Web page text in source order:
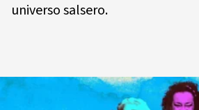
universo salsero.